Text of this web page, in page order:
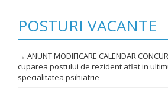
POSTURI VACANTE
→ ANUNT MODIFICARE CALENDAR
cuparea postului de rezident aflat in
specialitatea psihiatrie